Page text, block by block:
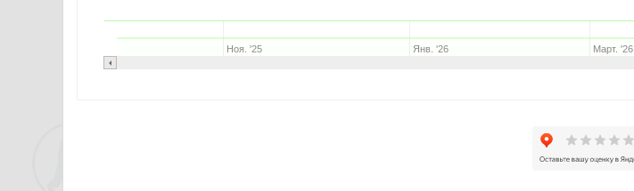
Ноя. '25 Янв. '26 Март. '26